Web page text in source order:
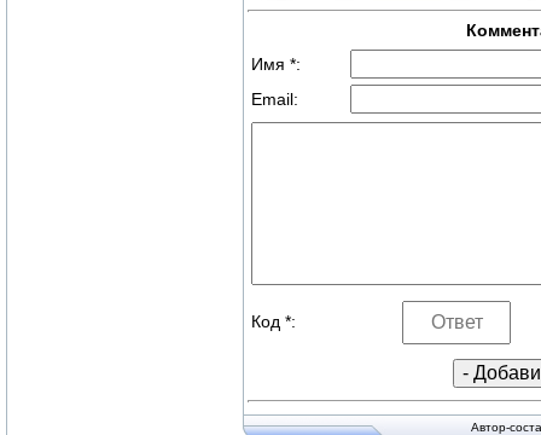
Имя *:
Email:
Код *:
Автор-